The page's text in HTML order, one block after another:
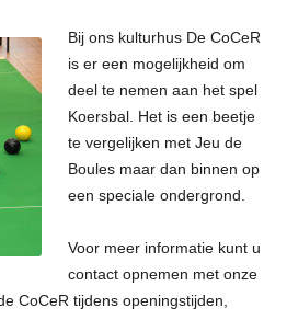
Bij ons kulturhus De CoCeR
is er een mogelijkheid om
deel te nemen aan het spel
Koersbal. Het is een beetje
te vergelijken met Jeu de
Boules maar dan binnen op
een speciale ondergrond.
Voor meer informatie kunt u
contact opnemen met onze
CoCeR tijdens openingstijden,